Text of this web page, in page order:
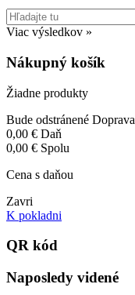
Viac výsledkov »
Nákupný košík
Žiadne produkty
Bude odstránené Doprava
0,00 € Daň
0,00 € Spolu
Cena s daňou
Zavri
K pokladni
QR kód
Naposledy videné